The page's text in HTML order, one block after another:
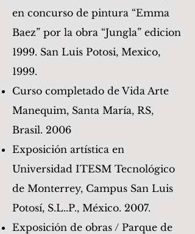
en concurso de pintura “Emma
Baez” por la obra “Jungla” edicion
1999. San Luis Potosi, Mexico,
1999.
Curso completado de Vida Arte
Manequim, Santa María, RS,
Brasil. 2006
Exposición artística en
Universidad ITESM Tecnológico
de Monterrey, Campus San Luis
Potosí, S.L..P., México. 2007.
Exposición de obras / Parque de